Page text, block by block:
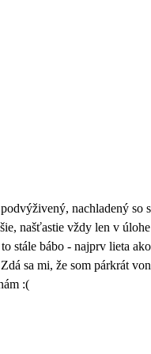
nachladený so
našťastie vždy len v
stále bábo - najprv lieta
sa mi, že som párkrát
:(